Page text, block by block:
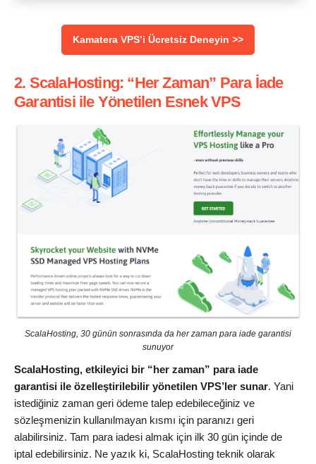
Kamatera VPS’i Ücretsiz Deneyin >>
2. ScalaHosting: “Her Zaman” Para İade
Garantisi ile Yönetilen Esnek VPS
ScalaHosting, 30 günün sonrasında da her zaman para iade garantisi
sunuyor
ScalaHosting, etkileyici bir “her zaman” para iade
garantisi ile özelleştirilebilir yönetilen VPS’ler sunar. Yani
istediğiniz zaman geri ödeme talep edebileceğiniz ve
sözleşmenizin kullanılmayan kısmı için paranızı geri
alabilirsiniz. Tam para iadesi almak için ilk 30 gün içinde de
iptal edebilirsiniz. Ne yazık ki, ScalaHosting teknik olarak